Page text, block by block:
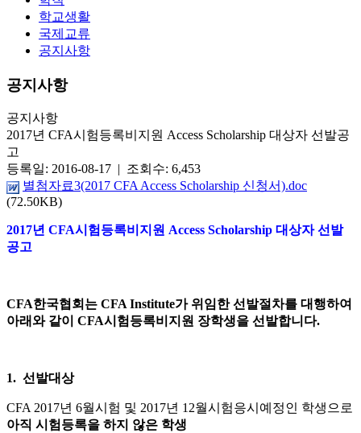
학교생활
국제교류
공지사항
공지사항
공지사항
2017년 CFA시험등록비지원 Access Scholarship 대상자 선발공
고
등록일: 2016-08-17 | 조회수: 6,453
별첨자료3(2017 CFA Access Scholarship 신청서).doc
(72.50KB)
2017년 CFA시험등록비지원 Access Scholarship 대상자 선발
공고
CFA한국협회는 CFA Institute가 위임한 선발절차를 대행하여
아래와 같이 CFA시험등록비지원 장학생을 선발합니다.
1. 선발대상
CFA 2017년 6월시험 및 2017년 12월시험응시예정인 학생으로
아직 시험등록을 하지 않은 학생